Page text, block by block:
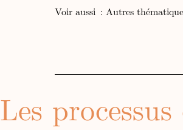
Voir aussi : Autres
Les